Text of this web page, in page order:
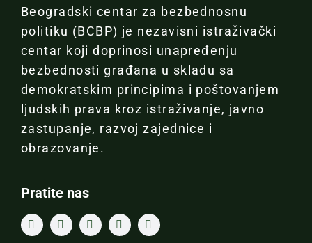
Beogradski centar za bezbednosnu
politiku (BCBP) je nezavisni istraživački
centar koji doprinosi unapređenju
bezbednosti građana u skladu sa
demokratskim principima i poštovanjem
ljudskih prava kroz istraživanje, javno
zastupanje, razvoj zajednice i
obrazovanje.
Pratite nas